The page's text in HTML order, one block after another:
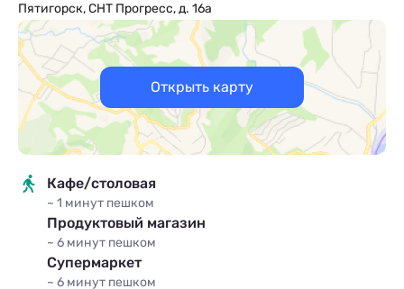
Пятигорск, СНТ Прогресс, д. 16а
Открыть карту
Кафе/столовая
~ 1 минут пешком
Продуктовый магазин
~ 6 минут пешком
Супермаркет
~ 6 минут пешком